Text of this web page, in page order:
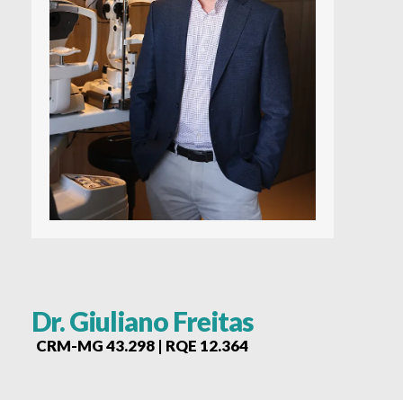
Dr. Giuliano Freitas
CRM-MG 43.298 | RQE 12.364